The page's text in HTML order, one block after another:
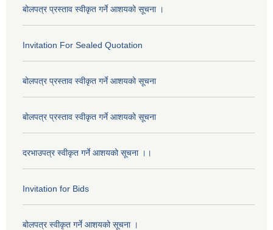
बोलपत्र प्रस्ताव स्वीकृत गर्ने आशयको सूचना ।
Invitation For Sealed Quotation
बोलपत्र प्रस्ताव स्वीकृत गर्ने आशयको सूचना
बोलपत्र प्रस्ताव स्वीकृत गर्ने आशयको सूचना
दरभाउपत्र स्वीकृत गर्ने आशयको सूचना ।।
Invitation for Bids
बोलपत्र स्वीकृत गर्ने आशयको सूचना ।